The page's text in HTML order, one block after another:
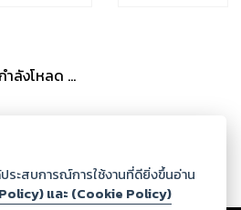
ำลังโหลด ...
ระสบการณ์การใช้งานที่ดียิ่งขึ้นอ่าน
และ (Cookie Policy)